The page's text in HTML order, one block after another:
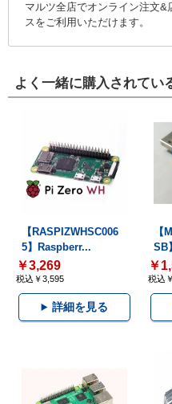
マルツ全店でオンライン注文&
スをご利用いただけます。
よく一緒に購入されてい
【RASPIZWHSC006
5】Raspberr...
￥3,269
税込￥3,595
詳細を見る
【
SB
￥
税込